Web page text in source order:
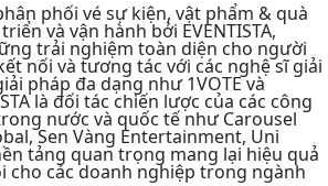
phối vé sự kiện, vật phẩm & quà
và vận hành bởi EVENTISTA,
trải nghiệm toàn diện cho người
nối và tương tác với các nghệ sĩ giải
pháp đa dạng như 1VOTE và
là đối tác chiến lược của các công
nước và quốc tế như Carousel
Sen Vàng Entertainment, Uni
tảng quan trọng mang lại hiệu quả
các doanh nghiệp trong ngành